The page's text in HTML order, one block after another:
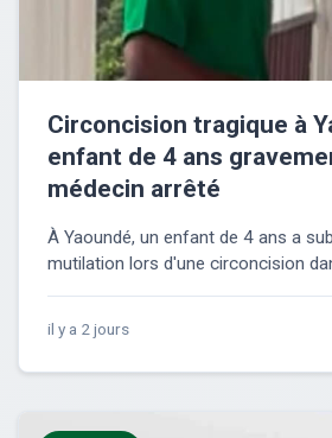
Circoncision tragique à
enfant de 4 ans
médecin arrêté
À Yaoundé, un enfant de 4 ans a
mutilation lors d'une circoncision
il y a 2 jours